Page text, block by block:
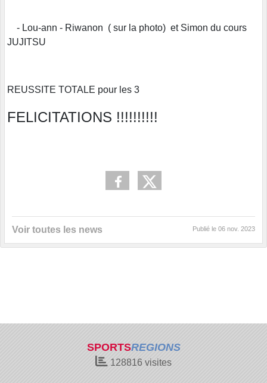
- Lou-ann - Riwanon ( sur la photo) et Simon du cours
JUJITSU
REUSSITE TOTALE pour les 3
FELICITATIONS !!!!!!!!!!
Voir toutes les news Publié le 06 nov. 2023
SPORTSREGIONS
128816 visites